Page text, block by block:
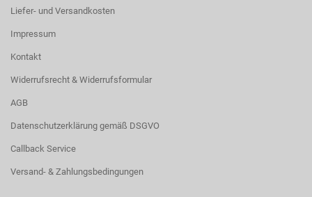
Liefer- und Versandkosten
Impressum
Kontakt
Widerrufsrecht & Widerrufsformular
AGB
Datenschutzerklärung gemäß DSGVO
Callback Service
Versand- & Zahlungsbedingungen